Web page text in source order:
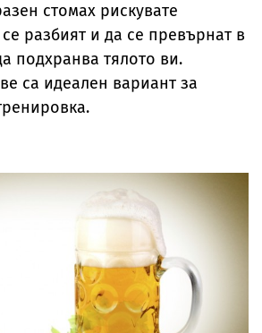
стомах рискувате
разбият и да се превърнат в
подхранва тялото ви.
са идеален вариант за